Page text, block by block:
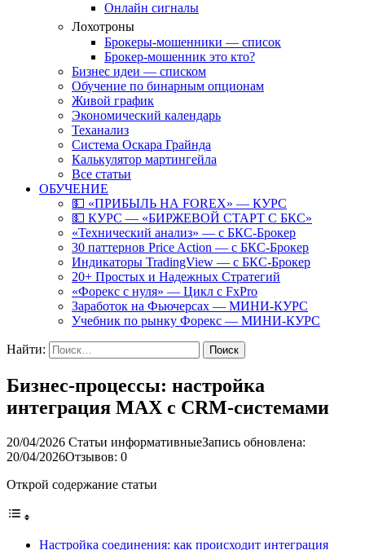
Онлайн сигналы
Лохотроны
Брокеры-мошенники — список
Брокер-мошенник это кто?
Бизнес идеи — списком
Обучение по бинарным опционам
Живой график
Экономический календарь
Теханализ
Система Оскара Грайнда
Калькулятор мартингейла
Все статьи
ОБУЧЕНИЕ
💵 «ПРИБЫЛЬ НА FOREX» — КУРС
💵 КУРС — «БИРЖЕВОЙ СТАРТ С БКС»
«Технический анализ» — с БКС-Брокер
30 паттернов Price Action — с БКС-Брокер
Индикаторы TradingView — с БКС-Брокер
20+ Простых и Надежных Стратегий
«Форекс с нуля» — Цикл с FxPro
Заработок на Фьючерсах — МИНИ-КУРС
Учебник по рынку Форекс — МИНИ-КУРС
Найти:
Бизнес-процессы: настройка
интеграция MAX с CRM-системами
20/04/2026 Статьи информативныеЗапись обновлена:
20/04/2026Отзывов: 0
Открой содержание статьи
Настройка соединения: как происходит интеграция